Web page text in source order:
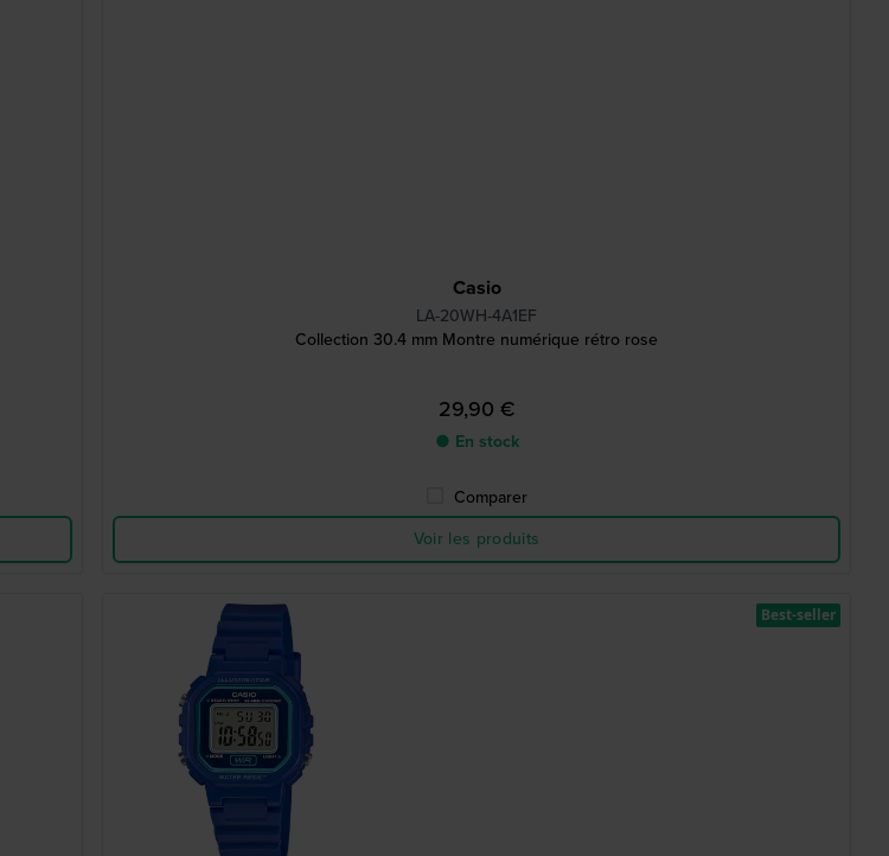
Casio
LA-20WH-4A1EF
Collection 30.4 mm Montre numérique rétro rose
29,90 €
● En stock
Comparer
Voir les produits
Best-seller